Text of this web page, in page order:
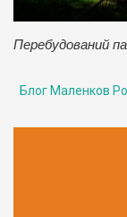
Перебудований
Блог Маленков